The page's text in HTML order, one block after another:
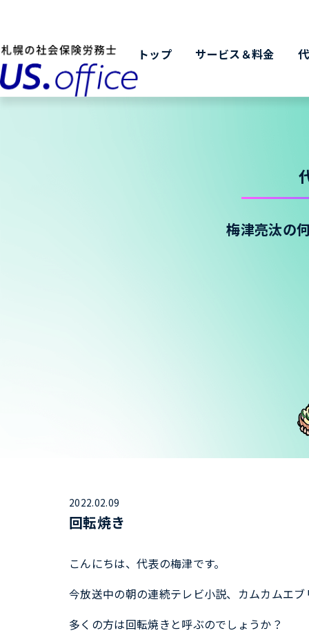
トップ サービス＆料金
梅津亮汰の
2022.02.09
回転焼き
こんにちは、代表の梅津です。
今放送中の朝の連続テレビ小説、カムカムエ
多くの方は回転焼きと呼ぶのでしょうか？